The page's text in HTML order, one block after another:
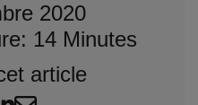
2020
14 Minutes
article